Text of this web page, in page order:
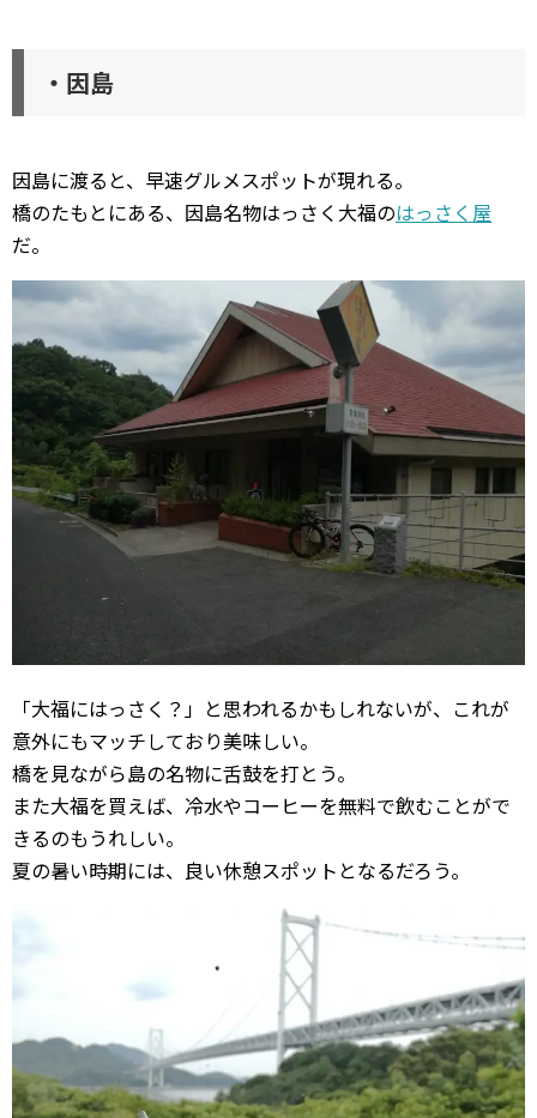
・因島
因島に渡ると、早速グルメスポットが現れる。
橋のたもとにある、因島名物はっさく大福のはっさく屋
だ。
「大福にはっさく？」と思われるかもしれないが、これが
意外にもマッチしており美味しい。
橋を見ながら島の名物に舌鼓を打とう。
また大福を買えば、冷水やコーヒーを無料で飲むことがで
きるのもうれしい。
夏の暑い時期には、良い休憩スポットとなるだろう。